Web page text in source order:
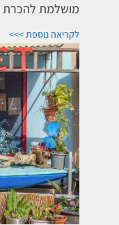
מושלמת להכרת
לקריאה נוספת >>>